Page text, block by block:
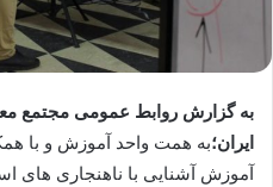
به گزارش روابط عمومی مجتمع
ایران؛به همت واحد آموزش و با
آموزش آشنایی با ناهنجاری های